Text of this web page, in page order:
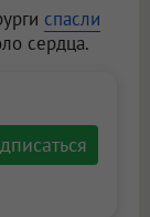
спасли
сердца.